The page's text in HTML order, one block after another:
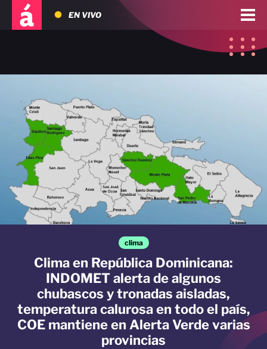
EN VIVO
clima
Clima en República Dominicana:
INDOMET alerta de algunos
chubascos y tronadas aisladas,
temperatura calurosa en todo el país,
COE mantiene en Alerta Verde varias
provincias